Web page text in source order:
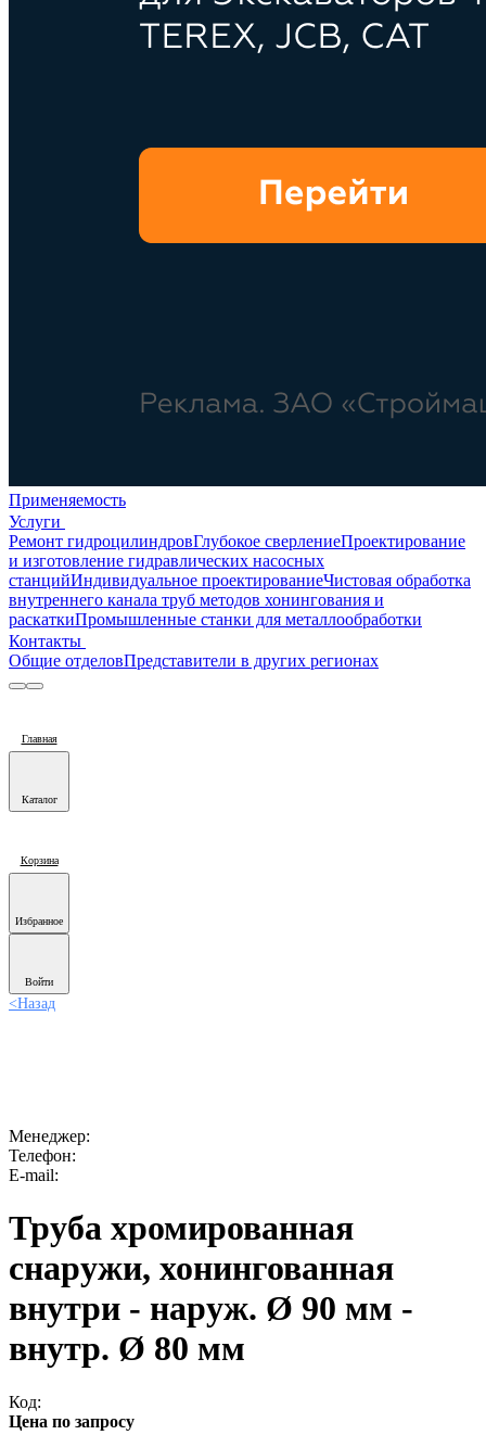
Применяемость
Услуги
Ремонт гидроцилиндровГлубокое сверлениеПроектирование
и изготовление гидравлических насосных
станцийИндивидуальное проектированиеЧистовая обработка
внутреннего канала труб методов хонингования и
раскаткиПромышленные станки для металлообработки
Контакты
Общие отделовПредставители в других регионах
Главная
Каталог
Корзина
Избранное
Войти
<Назад
Менеджер:
Телефон:
E-mail:
Труба хромированная
снаружи, хонингованная
внутри - наруж. Ø 90 мм -
внутр. Ø 80 мм
Код:
Цена по запросу